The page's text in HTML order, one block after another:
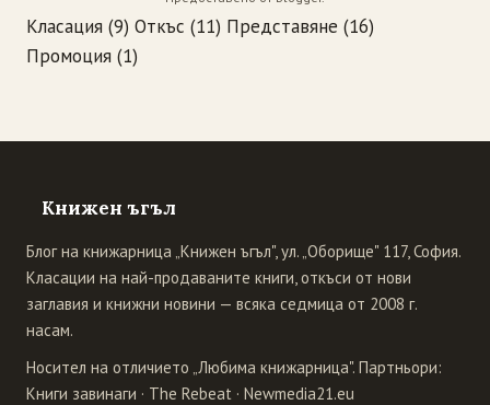
Класация (9) Откъс (11) Представяне (16)
Промоция (1)
Книжен ъгъл
Блог на книжарница „Книжен ъгъл", ул. „Оборище" 117, София.
Класации на най-продаваните книги, откъси от нови
заглавия и книжни новини — всяка седмица от 2008 г.
насам.
Носител на отличието „Любима книжарница". Партньори:
Книги завинаги · The Rebeat · Newmedia21.eu